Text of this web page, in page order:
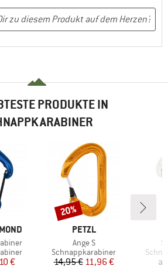
PRODUKTE IN
Preis
€
MARKE
PETZL
Artikel
Ange S
Produktgruppe
Schnappkarabiner
Preis
14,95 €reduzierter Preis
11,96 €
Rabatt
20%
ab